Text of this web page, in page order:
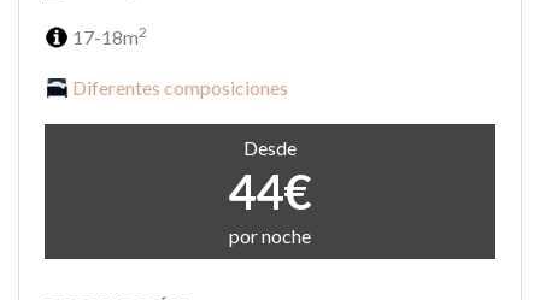
17-18m2
Diferentes composiciones
Desde
44€
por noche